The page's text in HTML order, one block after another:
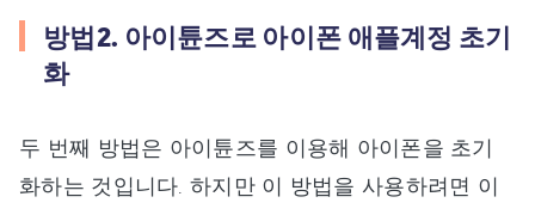
방법2. 아이튠즈로 아이폰 애플계정 초기
화
두 번째 방법은 아이튠즈를 이용해 아이폰을 초기
화하는 것입니다. 하지만 이 방법을 사용하려면 이